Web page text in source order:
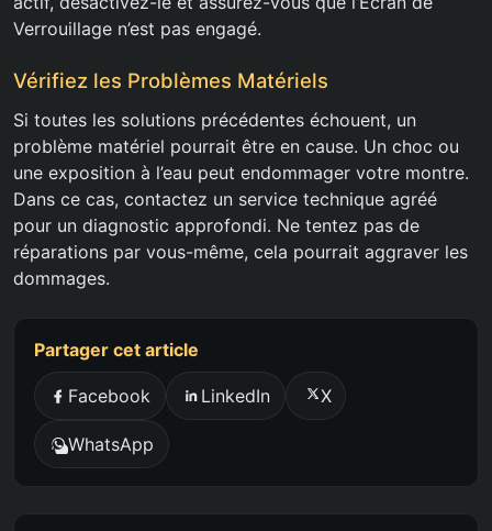
Verrouillage n’est pas engagé.
Vérifiez les Problèmes Matériels
Si toutes les solutions précédentes échouent, un
problème matériel pourrait être en cause. Un choc ou
une exposition à l’eau peut endommager votre montre.
Dans ce cas, contactez un service technique agréé
pour un diagnostic approfondi. Ne tentez pas de
réparations par vous-même, cela pourrait aggraver les
dommages.
Partager cet article
Facebook LinkedIn X
WhatsApp